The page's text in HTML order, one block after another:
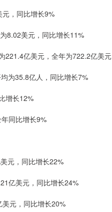
，同比增长9%
8.02美元，同比增长11%
221.4亿美元，全年为722.2亿美元
为35.8亿人，同比增长7%
增长12%
同比增长9%
元，同比增长22%
亿美元，同比增长24%
元，同比增长20%